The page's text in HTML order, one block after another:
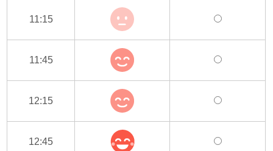
11:15
11:45
12:15
12:45